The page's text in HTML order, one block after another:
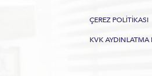
ÇEREZ POLITIKASI
KVK AYDINLATMA